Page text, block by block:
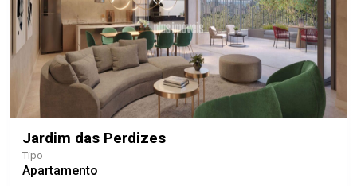
Jardim das Perdizes
Tipo
Apartamento